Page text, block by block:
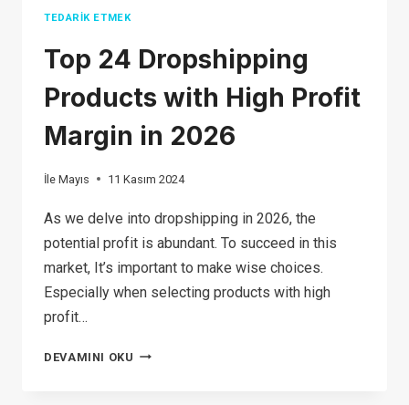
TEDARIK ETMEK
Top 24 Dropshipping
Products with High Profit
Margin in 2026
İle Mayıs 11 Kasım 2024
As we delve into dropshipping in 2026, the
potential profit is abundant. To succeed in this
market, It’s important to make wise choices.
Especially when selecting products with high
profit…
DEVAMINI OKU TOP